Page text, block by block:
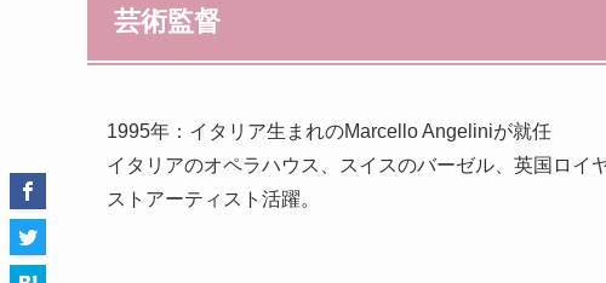
芸術監督
1995年：イタリア生まれのMarcello Angeliniが就任
イタリアのオペラハウス、スイスのバーゼル、英国ロ
ストアーティスト活躍。